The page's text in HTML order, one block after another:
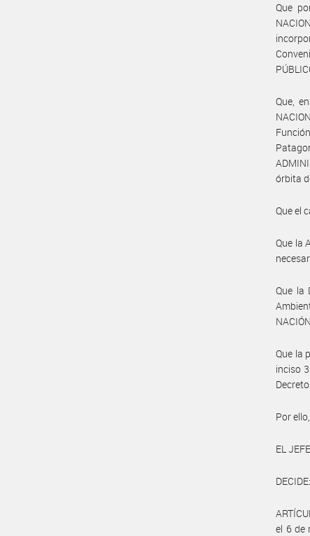
Que
Que,
órbita
Que el
Que la
Que la
Que la
inciso
Por ello,
EL
DECIDE:
el 6 de